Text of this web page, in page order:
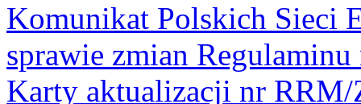
Komunikat Polskich Sieci
sprawie zmian
Karty aktualizacji nr